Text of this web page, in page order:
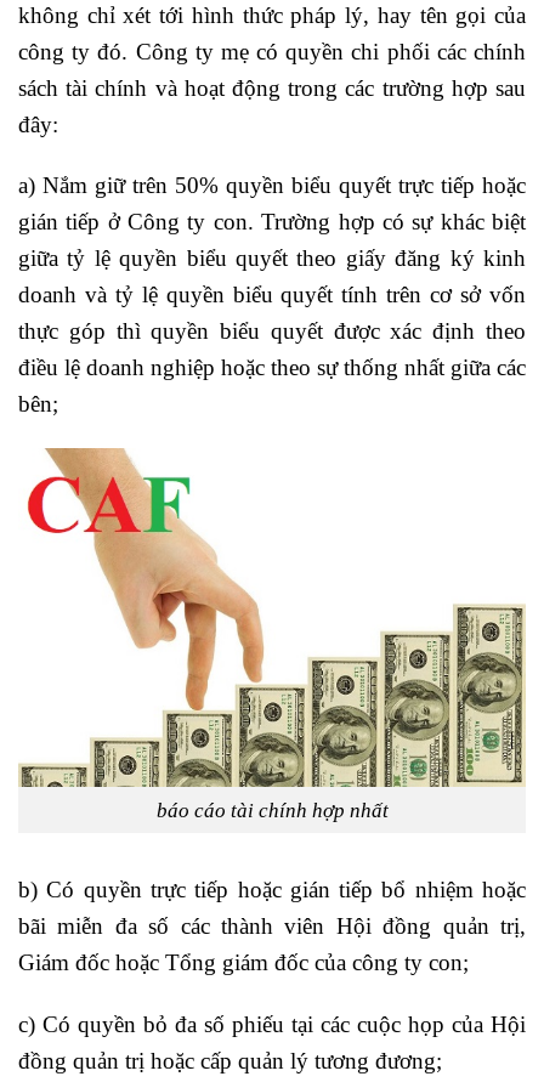
không chỉ xét tới hình thức pháp lý, hay tên gọi của
công ty đó. Công ty mẹ có quyền chi phối các chính
sách tài chính và hoạt động trong các trường hợp sau
đây:
a) Nắm giữ trên 50% quyền biểu quyết trực tiếp hoặc
gián tiếp ở Công ty con. Trường hợp có sự khác biệt
giữa tỷ lệ quyền biểu quyết theo giấy đăng ký kinh
doanh và tỷ lệ quyền biểu quyết tính trên cơ sở vốn
thực góp thì quyền biểu quyết được xác định theo
điều lệ doanh nghiệp hoặc theo sự thống nhất giữa các
bên;
báo cáo tài chính hợp nhất
b) Có quyền trực tiếp hoặc gián tiếp bổ nhiệm hoặc
bãi miễn đa số các thành viên Hội đồng quản trị,
Giám đốc hoặc Tổng giám đốc của công ty con;
c) Có quyền bỏ đa số phiếu tại các cuộc họp của Hội
đồng quản trị hoặc cấp quản lý tương đương;